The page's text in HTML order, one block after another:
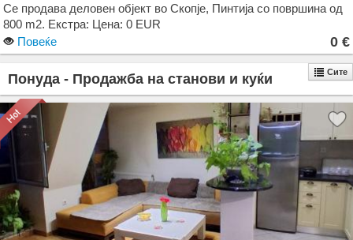
Се продава деловен објект во Скопје, Пинтија со површина од
800 m2. Екстра: Цена: 0 EUR
Повеќе
0 €
Понуда - Продажба на станови и куќи Сите